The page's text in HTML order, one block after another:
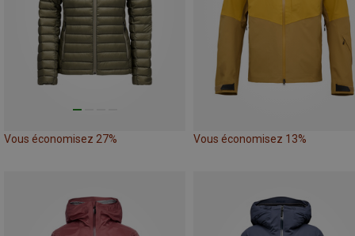
Vous économisez 27% Vous économisez 13%